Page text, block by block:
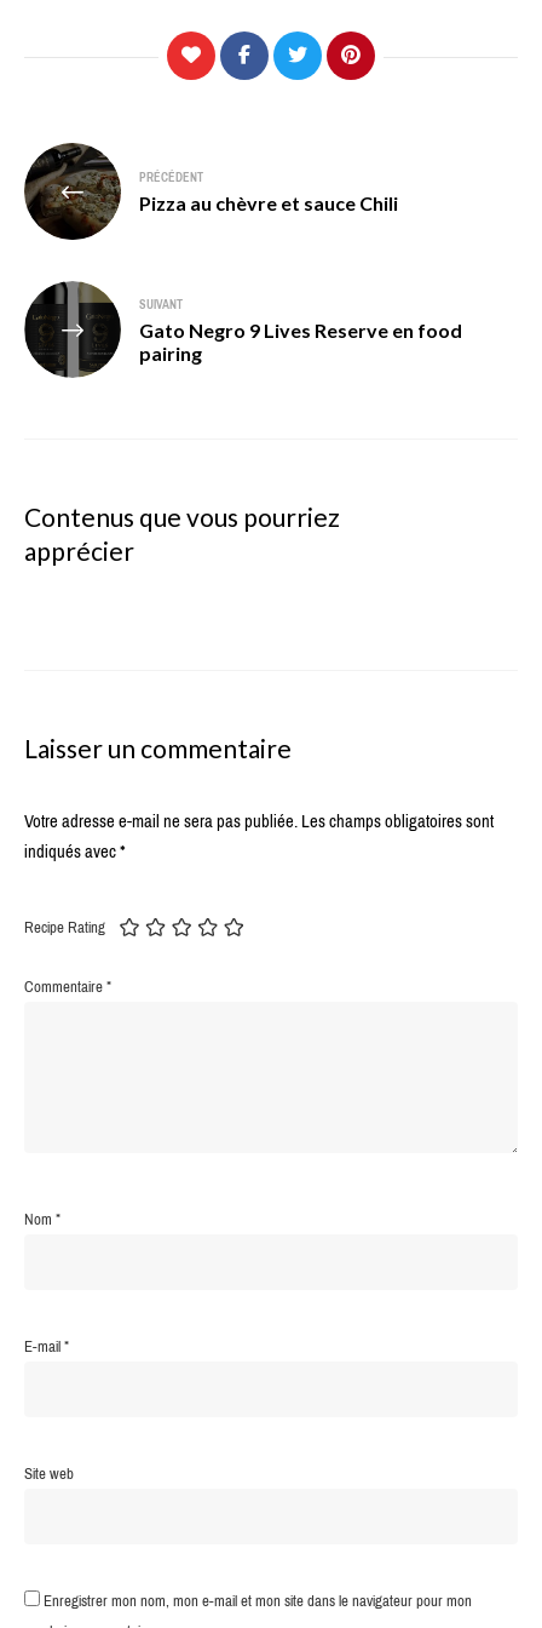
Navigation
de
l’article
PRÉCÉDENT
Pizza au chèvre et sauce Chili
SUIVANT
Gato Negro 9 Lives Reserve en food
pairing
Contenus que vous pourriez
apprécier
Laisser un commentaire
Votre adresse e-mail ne sera pas publiée.Les champs obligatoires sont
indiqués avec*
Recipe Rating
Commentaire*
Nom*
E-mail*
Site web
Enregistrer mon nom, mon e-mail et mon site dans le navigateur pour mon